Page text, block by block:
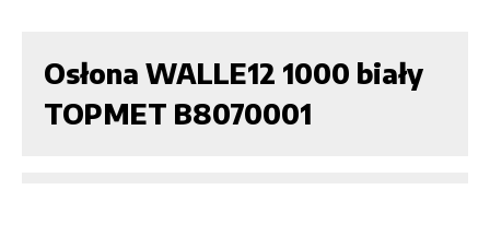
Osłona WALLE12 1000 biały
TOPMET B8070001